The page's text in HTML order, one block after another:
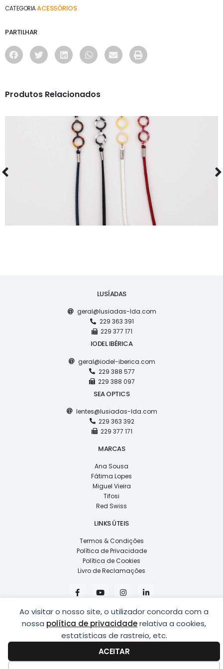
Ao visitar o nosso site, o utilizador concorda com a
nossa política de privacidaderelativa a cookies,
estatísticas de rastreio, etc.
ACEITAR
CATEGORIAACESSÓRIOS
PARTILHAR
Produtos Relacionados
ACESSÓRIOS
CORDÕES 274-1
LUSÍADAS
geral@lusiadas-lda.com
229 363 391
229 377 171
IODEL IBÉRICA
geral@iodel-iberica.com
229 388 577
229 388 097
SEA OPTICS
lentes@lusiadas-lda.com
229 363 392
229 377 171
MARCAS
Ana Sousa
Fátima Lopes
Miguel Vieira
Tifosi
Red Swiss
LINKS ÚTEIS
Termos & Condições
Política de Privacidade
Política de Cookies
Livro de Reclamações
F
a
e
b
o
o
k
Y
o
t
u
b
e
I
n
t
a
g
r
a
m
i
k
e
d
i
n
n
COPYRIGHT © 2026LUSÍADAS, DISTRIBUIÇÃO DE ÓPTICAS, LDA.|
DESENVOLVIDO POR